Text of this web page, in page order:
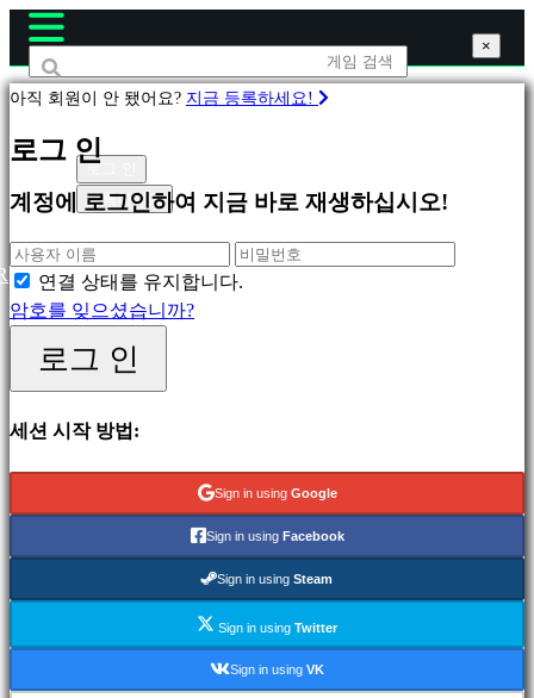
게
임
피
처
링
새
릴
무
료
류
로그 인
등록하세요
×
아직 회원이 안 됐어요? 지금 등록하세요!
로그 인
계정에 로그인하여 지금 바로 재생하십시오!
연결 상태를 유지합니다.
암호를 잊으셨습니까?
로그 인
세션 시작 방법:
Sign in using Google
Sign in using Facebook
Sign in using Steam
Sign in using Twitter
Sign in using VK
×
×